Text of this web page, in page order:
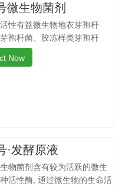
防水渍。果树类(苹果、葡
橘、梨等)花前20天、生长
进花芽分化，保花保果、着
观，增加果实甜度，膨大早
品性。玉米4-5叶期、抽穗扬花
微生物菌剂
性有益微生物地衣芽孢杆
孢杆菌、胶冻样类芽孢杆
菌能在植物根系周围大量繁
抑制病原菌，净化土壤，防
：采用高纯度螯合态可溶性
特有的海藻多糖、藻肮酸、
酸，可刺激植物体内非特异
Now
·发酵原液
物菌剂含有较为活跃的微生
活性酶, 通过微生物的生命活